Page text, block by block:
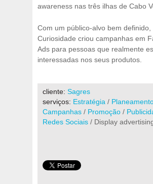
awareness nas três ilhas de Cabo
Com um público-alvo bem definido,
Curiosidade criou campanhas em
Ads para pessoas que realmente
interessadas nos seus produtos.
cliente: Sagres
serviços: Estratégia /
Campanhas / Promoção /
Redes Sociais / Display